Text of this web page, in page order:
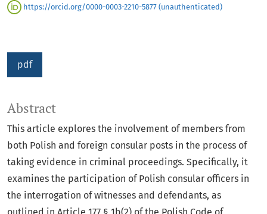
https://orcid.org/0000-0003-2210-5877 (unauthenticated)
pdf
Abstract
This article explores the involvement of members from
both Polish and foreign consular posts in the process of
taking evidence in criminal proceedings. Specifically, it
examines the participation of Polish consular officers in
the interrogation of witnesses and defendants, as